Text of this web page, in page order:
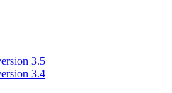
3.5
3.4